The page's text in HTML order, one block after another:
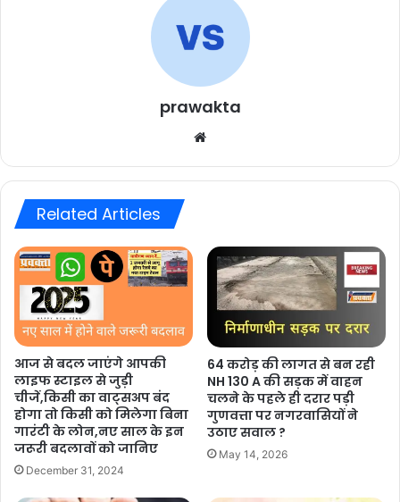
prawakta
Related Articles
आज से बदल जाएंगे आपकी
लाइफ स्टाइल से जुड़ी
चीजें,किसी का वाट्सअप बंद
होगा तो किसी को मिलेगा बिना
गारंटी के लोन,नए साल के इन
जरूरी बदलावों को जानिए
December 31, 2024
64 करोड़ की लागत से बन रही
NH 130 A की सड़क में वाहन
चलने के पहले ही दरार पड़ी
गुणवत्ता पर नगरवासियों ने
उठाए सवाल ?
May 14, 2026